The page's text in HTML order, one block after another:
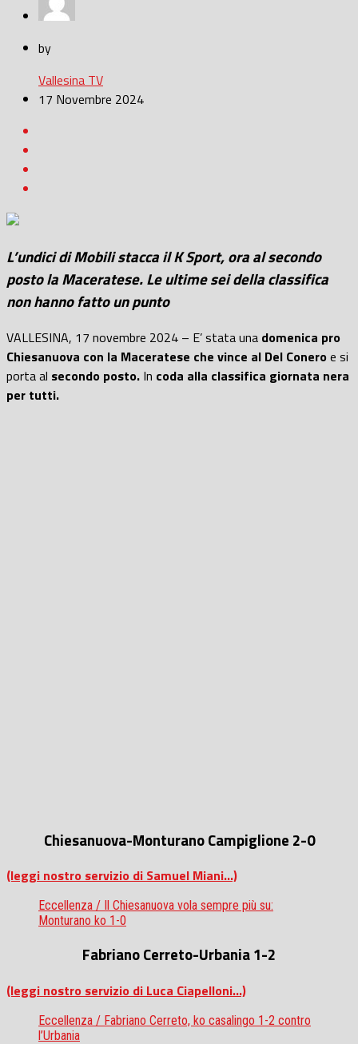
by
Vallesina TV
17 Novembre 2024
L’undici di Mobili stacca il K Sport, ora al secondo
posto la Maceratese. Le ultime sei della classifica
non hanno fatto un punto
VALLESINA, 17 novembre 2024 – E’ stata una domenica pro
Chiesanuova con la Maceratese che vince al Del Coneroe si
porta al secondo posto. In coda alla classifica giornata nera
per tutti.
Chiesanuova-Monturano Campiglione 2-0
(leggi nostro servizio di Samuel Miani…)
Eccellenza / Il Chiesanuova vola sempre più su:
Monturano ko 1-0
Fabriano Cerreto-Urbania1-2
(leggi nostro servizio di Luca Ciapelloni…)
Eccellenza / Fabriano Cerreto, ko casalingo 1-2 contro
l’Urbania